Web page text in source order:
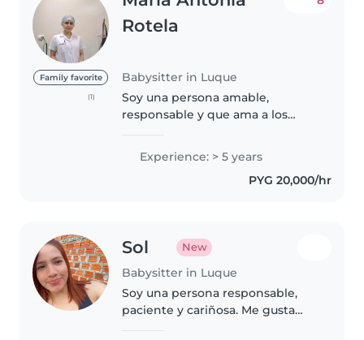
Family favorite
(1)
Rotela
Babysitter in Luque
Soy una persona amable,
responsable y que ama a los
gusta hacer sentir bien al niño
que se encuentre en mi cuidado,
no fumo, no tomo, soy del
Experience: > 5 years
PYG 20,000/hr
Sol New
Babysitter in Luque
Soy una persona responsable,
paciente y cariñosa. Me gusta